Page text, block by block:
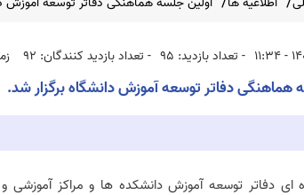
- تعداد بازدید: 95 - تعداد بازدید کنندگان: 92
هماهنگی دفاتر توسعه آموزش دانشگاه برگزار شد.
ای دفاتر توسعه آموزش دانشکده ها و مراکز آموزشی و